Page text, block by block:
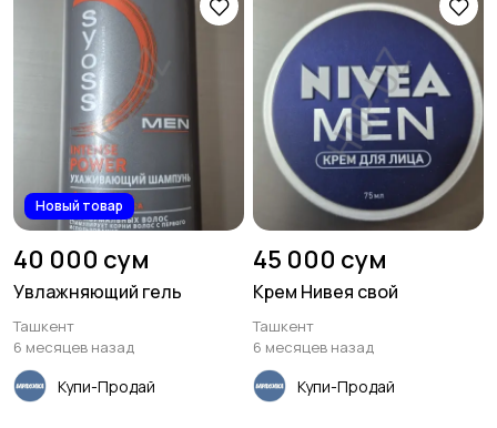
Новый товар
40 000 сум
Увлажняющий гель
Ташкент
6 месяцев назад
Купи-Продай
45 000 сум
Крем Нивея свой
Ташкент
6 месяцев назад
Купи-Продай